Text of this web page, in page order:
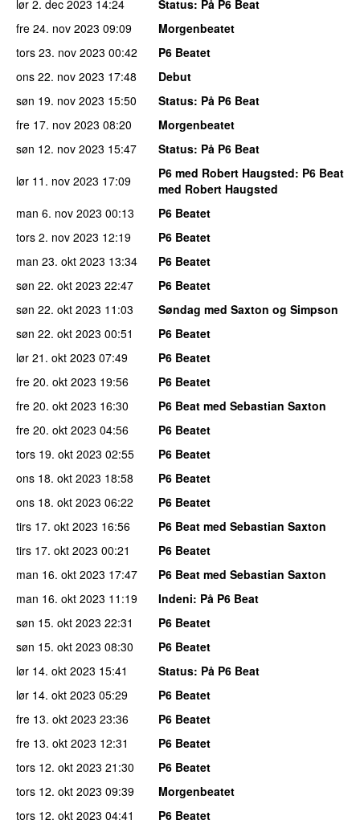
lør 2. dec 2023 14:24 Status: På P6 Beat
fre 24. nov 2023 09:09
Morgenbeatet
tors 23. nov 2023 00:42
P6 Beatet
ons 22. nov 2023 17:48
Debut
søn 19. nov 2023 15:50 Status: På P6 Beat
fre 17. nov 2023 08:20
Morgenbeatet
søn 12. nov 2023 15:47 Status: På P6 Beat
lør 11. nov 2023 17:09 P6 med Robert Haugsted: P6 Beat
med Robert Haugsted
man 6. nov 2023 00:13
P6 Beatet
tors 2. nov 2023 12:19
P6 Beatet
man 23. okt 2023 13:34
P6 Beatet
søn 22. okt 2023 22:47
P6 Beatet
søn 22. okt 2023 11:03
Søndag med Saxton og Simpson
søn 22. okt 2023 00:51
P6 Beatet
lør 21. okt 2023 07:49
P6 Beatet
fre 20. okt 2023 19:56
P6 Beatet
fre 20. okt 2023 16:30
P6 Beat med Sebastian Saxton
fre 20. okt 2023 04:56
P6 Beatet
tors 19. okt 2023 02:55
P6 Beatet
ons 18. okt 2023 18:58
P6 Beatet
ons 18. okt 2023 06:22
P6 Beatet
tirs 17. okt 2023 16:56
P6 Beat med Sebastian Saxton
tirs 17. okt 2023 00:21
P6 Beatet
man 16. okt 2023 17:47
P6 Beat med Sebastian Saxton
man 16. okt 2023 11:19 Indeni: På P6 Beat
søn 15. okt 2023 22:31
P6 Beatet
søn 15. okt 2023 08:30
P6 Beatet
lør 14. okt 2023 15:41 Status: På P6 Beat
lør 14. okt 2023 05:29
P6 Beatet
fre 13. okt 2023 23:36
P6 Beatet
fre 13. okt 2023 12:31
P6 Beatet
tors 12. okt 2023 21:30
P6 Beatet
tors 12. okt 2023 09:39
Morgenbeatet
tors 12. okt 2023 04:41
P6 Beatet